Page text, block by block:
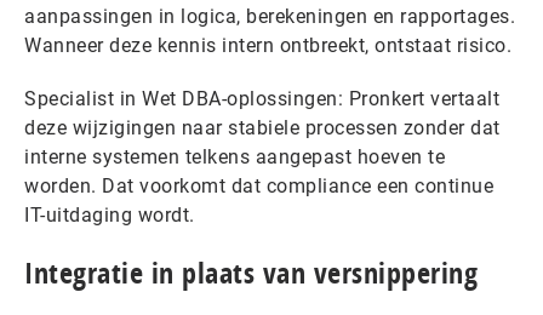
aanpassingen in logica, berekeningen en rapportages.
Wanneer deze kennis intern ontbreekt, ontstaat risico.
Specialist in Wet DBA-oplossingen: Pronkert vertaalt
deze wijzigingen naar stabiele processen zonder dat
interne systemen telkens aangepast hoeven te
worden. Dat voorkomt dat compliance een continue
IT-uitdaging wordt.
Integratie in plaats van versnippering